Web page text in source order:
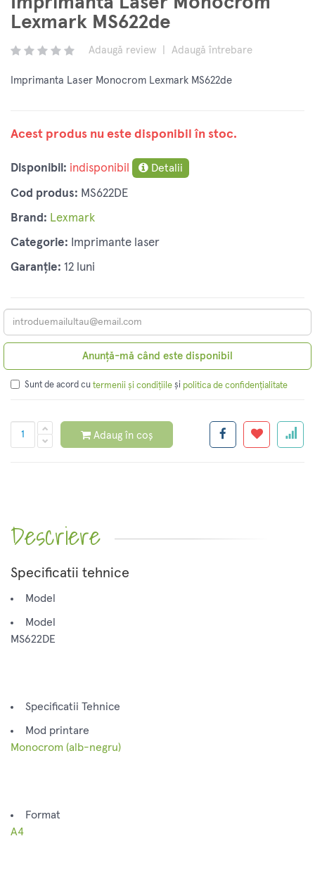
Lexmark MS622de
Adaugă review Adaugă întrebare
Imprimanta Laser Monocrom Lexmark MS622de
Acest produs nu este disponibil în stoc.
Disponibil: indisponibil Detalii
Cod produs: MS622DE
Brand: Lexmark
Categorie: Imprimante laser
Garanție: 12 luni
Anunță-mă când este disponibil
Sunt de acord cu termenii și condițiile și politica de confidențialitate
Adaug în coș
Descriere
Specificatii tehnice
Model
Model
MS622DE
Specificatii Tehnice
Mod printare
Monocrom (alb-negru)
Format
A4